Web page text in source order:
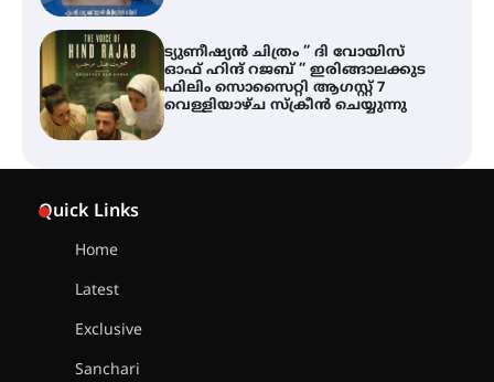
തിരനോട്ടം ‘അരങ്ങ് 2026’ ഉണർന്നു
Quick Links
Home
Latest
Exclusive
Sanchari